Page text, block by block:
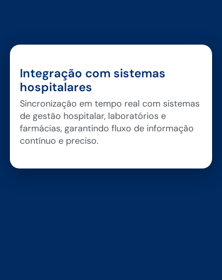
Integração com sistemas
hospitalares
Sincronização em tempo real com sistemas
de gestão hospitalar, laboratórios e
farmácias, garantindo fluxo de informação
contínuo e preciso.